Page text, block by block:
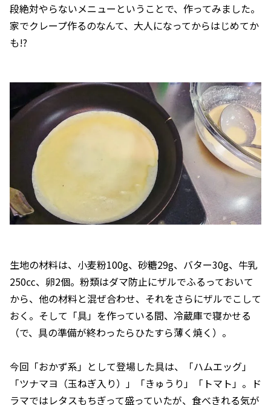
段絶対やらないメニューということで、作ってみました。
家でクレープ作るのなんて、大人になってからはじめてか
も!?
生地の材料は、小麦粉100g、砂糖29g、バター30g、牛乳
250㏄、卵2個。粉類はダマ防止にザルでふるっておいて
から、他の材料と混ぜ合わせ、それをさらにザルでこして
おく。そして「具」を作っている間、冷蔵庫で寝かせる
（で、具の準備が終わったらひたすら薄く焼く）。
今回「おかず系」として登場した具は、「ハムエッグ」
「ツナマヨ（玉ねぎ入り）」「きゅうり」「トマト」。ド
ラマではレタスもちぎって盛っていたが、食べきれる気が